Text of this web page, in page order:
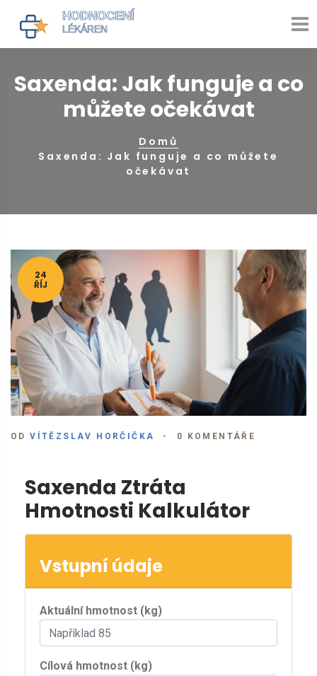
Saxenda: Jak funguje a co
můžete očekávat
Domů
Saxenda: Jak funguje a co můžete
očekávat
24
ŘÍJ
ODVÍTĚZSLAV HORČIČKA 0 KOMENTÁŘE
Saxenda Ztráta
Hmotnosti Kalkulátor
Vstupní údaje
Aktuální hmotnost (kg)
Cílová hmotnost (kg)